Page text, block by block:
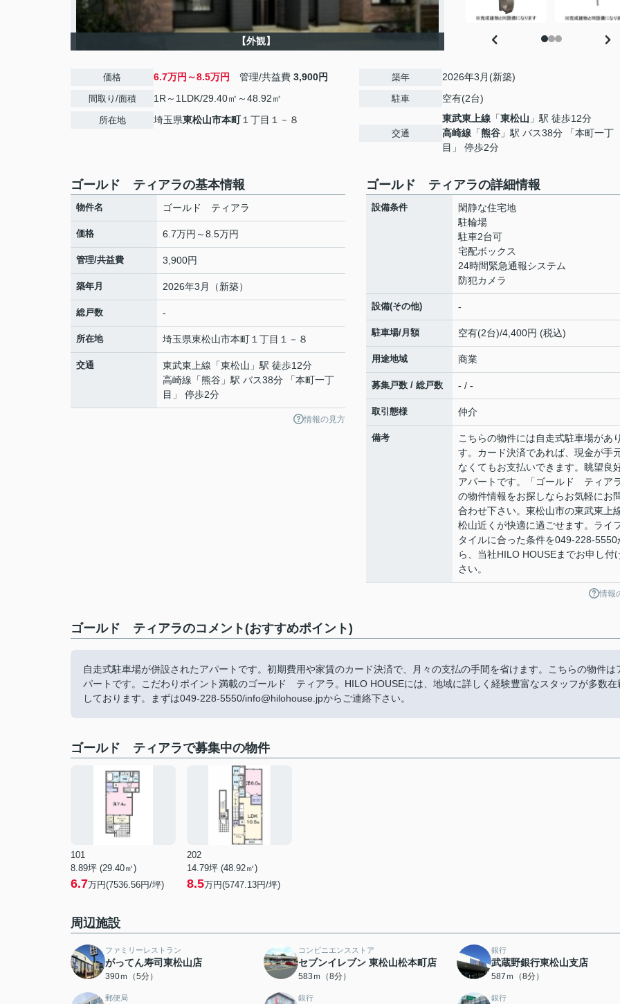
【外観】
価格 6.7万円～8.5万円 管理/共益費 3,900円
間取り/面積 1R～1LDK/29.40㎡～48.92㎡
所在地 埼玉県東松山市本町１丁目１－８
築年 2026年3月(新築)
駐車 空有(2台)
交通
東武東上線 「東松山 」駅 徒歩12分
高崎線 「熊谷 」駅 バス38分 「本町一丁
目」 停歩2分
ゴールド ティアラの基本情報
物件名 ゴールド ティアラ
価格 6.7万円～8.5万円
管理/共益費 3,900円
築年月 2026年3月（新築）
総戸数 -
所在地 埼玉県東松山市本町 １丁目１－８
交通 東武東上線 「東松山 」駅 徒歩12分
高崎線 「熊谷 」駅 バス38分 「本町一丁
目」 停歩2分
情報の見方
ゴールド ティアラの詳細情報
設備条件
閑静な住宅地
駐輪場
駐車2台可
宅配ボックス
24時間緊急通報システム
防犯カメラ
設備(その他) -
駐車場/月額 空有(2台)/4,400円 (税込)
用途地域 商業
募集戸数 / 総戸数 - / -
取引態様 仲介
備考
こちらの物件には自走式駐車場があ
す。カード決済であれば、現金が手
なくてもお支払いできます。眺望良
アパートです。「ゴールド ティアラ
の物件情報をお探しならお気軽にお
合わせ下さい。東松山市の東武東上
松山近くが快適に過ごせます。ライ
タイルに合った条件を049-228-5550
ら、当社HILO HOUSEまでお申し付
さい。
情報
ゴールド ティアラのコメント(おすすめポイント)
自走式駐車場が併設されたアパートです。初期費用や家賃のカード決済で、月々の支払の手間を省けます。こちらの物件は
パートです。こだわりポイント満載のゴールド ティアラ。HILO HOUSEには、地域に詳しく経験豊富なスタッフが多数在
しております。まずは049-228-5550/info@hilohouse.jpからご連絡下さい。
ゴールド ティアラで募集中の物件
101
8.89坪 (29.40㎡)
6.7万円(7536.56円/坪)
202
14.79坪 (48.92㎡)
8.5万円(5747.13円/坪)
周辺施設
ファミリーレストラン
がってん寿司東松山店
390ｍ（5分）
コンビニエンスストア
セブンイレブン 東松山松本町店
583ｍ（8分）
銀行
武蔵野銀行東松山支店
587ｍ（8分）
郵便局 銀行 銀行